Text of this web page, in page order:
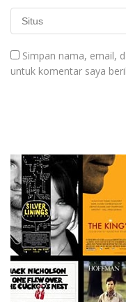
Simpan nama, email,
untuk komentar saya